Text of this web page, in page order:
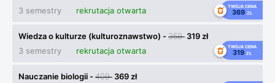
3 semestry
rekrutacja otwarta TWOJA CENA
369 ZŁ
Wiedza o kulturze (kulturoznawstwo) -359 319 zł
3 semestry
rekrutacja otwarta TWOJA CENA
319 ZŁ
Nauczanie biologii -409 369 zł